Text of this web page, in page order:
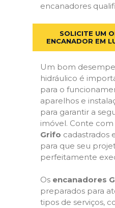
encanadores
SOLICITE UM
ENCANADOR EM
Um bom
hidráulico é
para o
aparelhos e
para garantir a
imóvel. Conte com
Grifo cadastrados
para que seu
perfeitamente
Os encanadores
preparados para
tipos de serviços,